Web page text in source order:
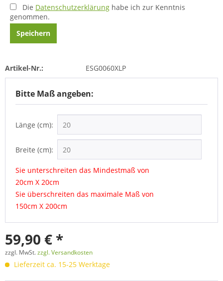
Die Datenschutzerklärung habe ich zur Kenntnis
genommen.
Speichern
Artikel-Nr.: ESG0060XLP
Bitte Maß angeben:
Länge (cm):
Breite (cm):
Sie unterschreiten das Mindestmaß von
20cm X 20cm
Sie überschreiten das maximale Maß von
150cm X 200cm
59,90 € *
zzgl. MwSt.zzgl. Versandkosten
Lieferzeit ca. 15-25 Werktage